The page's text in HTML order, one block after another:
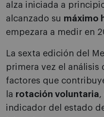
alza iniciada a
alcanzado su máximo
empezara a medir en
La sexta edición del
primera vez el análisis
factores que
la rotación voluntaria
indicador del estado